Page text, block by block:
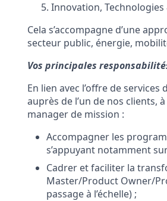
Innovation,
Cela s’accompagne d’une
secteur public, énergie,
Vos principales
En lien avec l’offre de
auprès de l’un de nos clients,
manager de mission :
Accompagner les
s’appuyant notamment
Cadrer et faciliter la
Master/Product Owner/
passage à l’échelle) ;